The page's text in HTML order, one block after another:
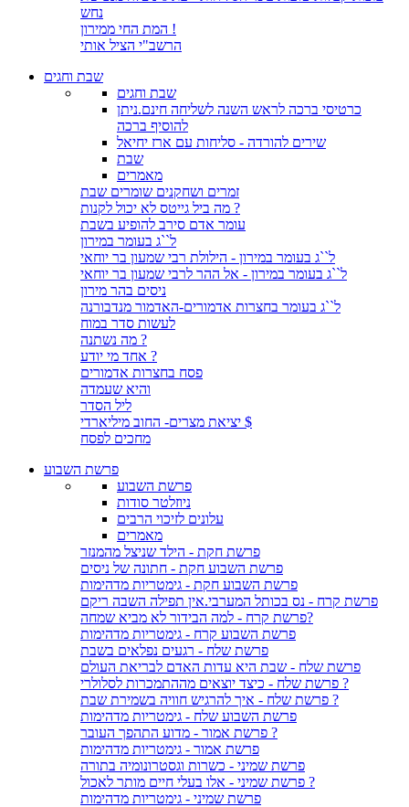
נחש
המת החי ממירון !
הרשב"י הציל אותי
שבת וחגים
שבת וחגים
כרטיסי ברכה לראש השנה לשליחה חינם.ניתן
להוסיף ברכה
שירים להורדה - סליחות עם ארז יחיאל
שבת
מאמרים
זמרים ושחקנים שומרים שבת
מה ביל גייטס לא יכול לקנות ?
עומר אדם סירב להופיע בשבת
ל``ג בעומר במירון
ל``ג בעומר במירון - הילולת רבי שמעון בר יוחאי
ל``ג בעומר במירון - אל ההר לרבי שמעון בר יוחאי
ניסים בהר מירון
ל``ג בעומר בחצרות אדמורים-האדמור מנדבורנה
לעשות סדר במוח
מה נשתנה ?
אחד מי יודע ?
פסח בחצרות אדמורים
והיא שעמדה
ליל הסדר
יציאת מצרים- החוב מיליארדי $
מחכים לפסח
פרשת השבוע
פרשת השבוע
ניוזלטר סודות
עלונים לזיכוי הרבים
מאמרים
פרשת חקת - הילד שניצל מהמנזר
פרשת השבוע חקת - חתונה של ניסים
פרשת השבוע חקת - גימטריות מדהימות
פרשת קרח - נס בכותל המערבי.אין תפילה השבה ריקם
פרשת קרח - למה הבידור לא מביא שמחה?
פרשת השבוע קרח - גימטריות מדהימות
פרשת שלח - רגעים נפלאים בשבת
פרשת שלח - שבת היא עדות האדם לבריאת העולם
פרשת שלח - כיצד יוצאים מההתמכרות לסלולרי ?
פרשת שלח - איך להרגיש חוויה בשמירת שבת ?
פרשת השבוע שלח - גימטריות מדהימות
פרשת אמור - מדוע התהפך העובר ?
פרשת אמור - גימטריות מדהימות
פרשת שמיני - כשרות וגסטרונומיה בתורה
פרשת שמיני - אלו בעלי חיים מותר לאכול ?
פרשת שמיני - גימטריות מדהימות